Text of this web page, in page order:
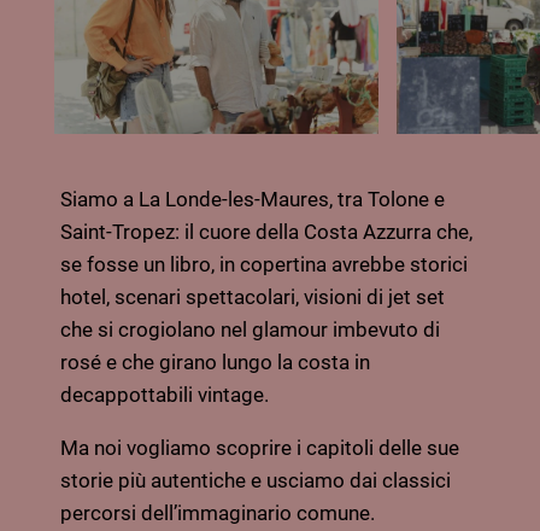
Siamo a La Londe-les-Maures, tra Tolone e
Saint-Tropez: il cuore della Costa Azzurra che,
se fosse un libro, in copertina avrebbe storici
hotel, scenari spettacolari, visioni di jet set
che si crogiolano nel glamour imbevuto di
rosé e che girano lungo la costa in
decappottabili vintage.
Ma noi vogliamo scoprire i capitoli delle sue
storie più autentiche e usciamo dai classici
percorsi dell’immaginario comune.